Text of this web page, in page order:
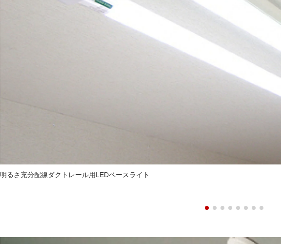
明るさ充分配線ダクトレール用LEDベースライト